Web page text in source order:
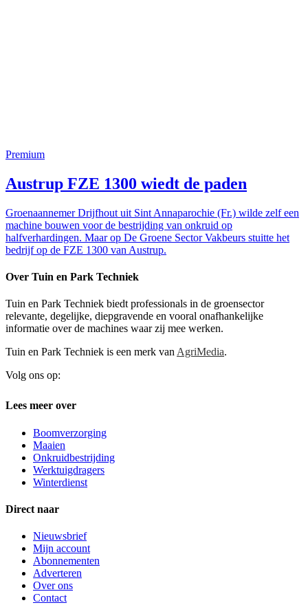
Premium
Austrup FZE 1300 wiedt de paden
Groenaannemer Drijfhout uit Sint Annaparochie (Fr.) wilde zelf een
machine bouwen voor de bestrijding van onkruid op
halfverhardingen. Maar op De Groene Sector Vakbeurs stuitte het
bedrijf op de FZE 1300 van Austrup.
Over Tuin en Park Techniek
Tuin en Park Techniek biedt professionals in de groensector
relevante, degelijke, diepgravende en vooral onafhankelijke
informatie over de machines waar zij mee werken.
Tuin en Park Techniek is een merk van AgriMedia.
Volg ons op:
Lees meer over
Boomverzorging
Maaien
Onkruidbestrijding
Werktuigdragers
Winterdienst
Direct naar
Nieuwsbrief
Mijn account
Abonnementen
Adverteren
Over ons
Contact